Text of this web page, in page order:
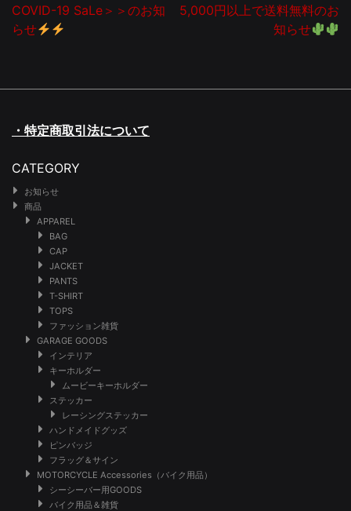
COVID-19 SaLe＞＞のお知
らせ
5,000円以上で送料無料のお
知らせ
・特定商取引法について
CATEGORY
お知らせ
商品
APPAREL
BAG
CAP
JACKET
PANTS
T-SHIRT
TOPS
ファッション雑貨
GARAGE GOODS
インテリア
キーホルダー
ムービーキーホルダー
ステッカー
レーシングステッカー
ハンドメイドグッズ
ピンバッジ
フラッグ＆サイン
MOTORCYCLE Accessories（バイク用品）
シーシーバー用GOODS
バイク用品＆雑貨